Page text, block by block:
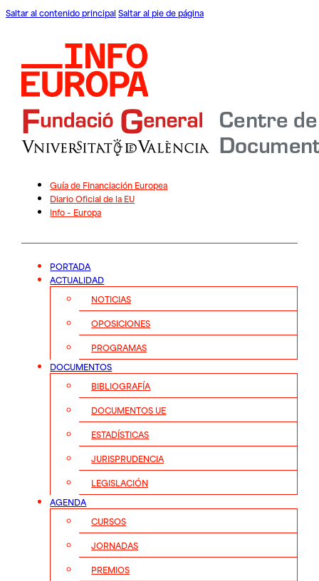
Saltar al contenido principal Saltar al pie de página
Guía de Financiación Europea
Diario Oficial de la EU
Info – Europa
PORTADA
ACTUALIDAD
NOTICIAS
OPOSICIONES
PROGRAMAS
DOCUMENTOS
BIBLIOGRAFÍA
DOCUMENTOS UE
ESTADÍSTICAS
JURISPRUDENCIA
LEGISLACIÓN
AGENDA
CURSOS
JORNADAS
PREMIOS